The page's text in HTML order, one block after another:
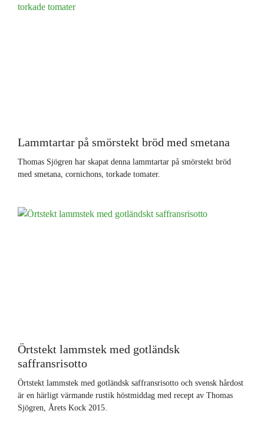
Lammtartar på smörstekt bröd med smetana
Thomas Sjögren har skapat denna lammtartar på smörstekt bröd
med smetana, cornichons, torkade tomater.
Örtstekt lammstek med gotländsk
saffransrisotto
Örtstekt lammstek med gotländsk saffransrisotto och svensk hårdost
är en härligt värmande rustik höstmiddag med recept av Thomas
Sjögren, Årets Kock 2015.